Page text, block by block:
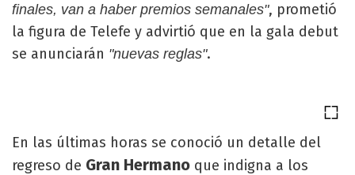
finales, van a haber premios semanales", prometió
la figura de Telefe y advirtió que en la gala debut
se anunciarán "nuevas reglas".
En las últimas horas se conoció un detalle del
regreso de Gran Hermano que indigna a los